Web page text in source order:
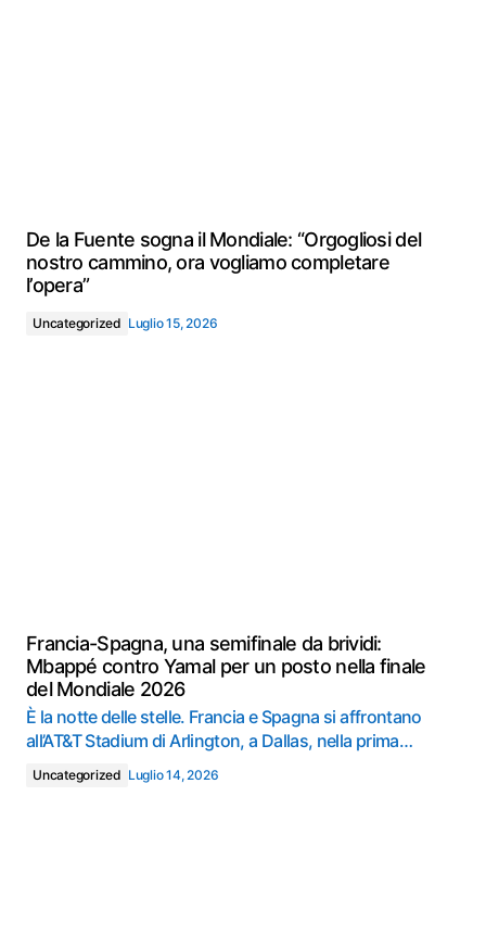
De la Fuente sogna il Mondiale: “Orgogliosi del
nostro cammino, ora vogliamo completare
l’opera”
Uncategorized Luglio 15, 2026
Francia-Spagna, una semifinale da brividi:
Mbappé contro Yamal per un posto nella finale
del Mondiale 2026
È la notte delle stelle. Francia e Spagna si affrontano
all’AT&T Stadium di Arlington, a Dallas, nella prima…
Uncategorized Luglio 14, 2026